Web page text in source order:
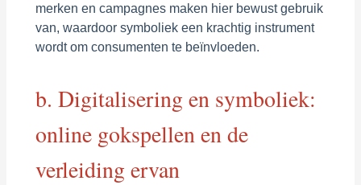
merken en campagnes maken hier bewust gebruik
van, waardoor symboliek een krachtig instrument
wordt om consumenten te beïnvloeden.
b. Digitalisering en symboliek:
online gokspellen en de
verleiding ervan